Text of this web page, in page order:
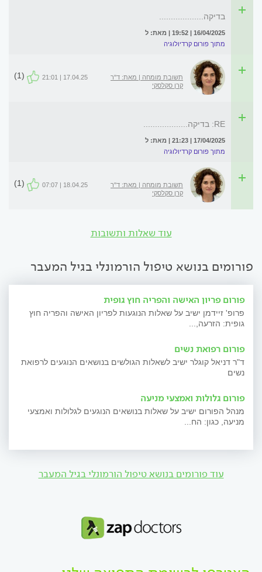
בדיקה...................
16/04/2025 | 19:52 | מאת: ל
מתוך פורום קרדיולוגיה
תשובת מומחה | מאת: ד"ר
קרן סקלסקי
17.04.25 | 21:01
(1)
RE: בדיקה...................
17/04/2025 | 21:23 | מאת: ל
מתוך פורום קרדיולוגיה
תשובת מומחה | מאת: ד"ר
קרן סקלסקי
18.04.25 | 07:07
(1)
עוד שאלות ותשובות
פורומים בנושא טיפול הורמונלי בגיל המעבר
פורום פריון האישה והפריה חוץ גופית
פרופ' זיידמן ישיב על שאלות הנוגעות לפריון האישה והפריה חוץ
גופית: הזרעה,...
פורום רפואת נשים
ד"ר דניאל קוגלר ישיב לשאלות הגולשים בנושאים הנוגעים לרפואת
נשים
פורום גלולות ואמצעי מניעה
מנהל הפורום ישיב על שאלות בנושאים הנוגעים לגלולות ואמצעי
מניעה, כגון: הח...
עוד פורומים בנושא טיפול הורמונלי בגיל המעבר